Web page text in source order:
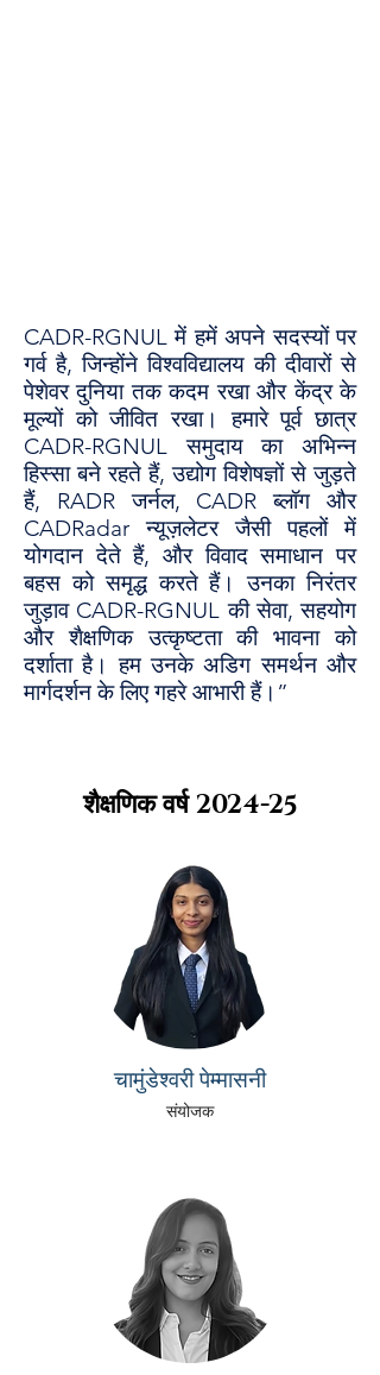
CADR-RGNUL में हमें अपने सदस्यों पर
गर्व है, जिन्होंने विश्वविद्यालय की दीवारों से
पेशेवर दुनिया तक कदम रखा और केंद्र के
मूल्यों को जीवित रखा। हमारे पूर्व छात्र
CADR-RGNUL समुदाय का अभिन्न
हिस्सा बने रहते हैं, उद्योग विशेषज्ञों से जुड़ते
हैं, RADR जर्नल, CADR ब्लॉग और
CADRadar न्यूज़लेटर जैसी पहलों में
योगदान देते हैं, और विवाद समाधान पर
बहस को समृद्ध करते हैं। उनका निरंतर
जुड़ाव CADR-RGNUL की सेवा, सहयोग
और शैक्षणिक उत्कृष्टता की भावना को
दर्शाता है। हम उनके अडिग समर्थन और
मार्गदर्शन के लिए गहरे आभारी हैं।”
शैक्षणिक वर्ष2024-25
चामुंडेश्वरी पेम्मासनी
संयोजक